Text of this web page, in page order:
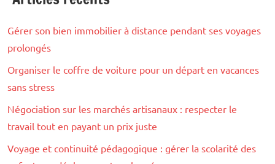
Gérer son bien immobilier à distance pendant ses voyages
prolongés
Organiser le coffre de voiture pour un départ en vacances
sans stress
Négociation sur les marchés artisanaux : respecter le
travail tout en payant un prix juste
Voyage et continuité pédagogique : gérer la scolarité des